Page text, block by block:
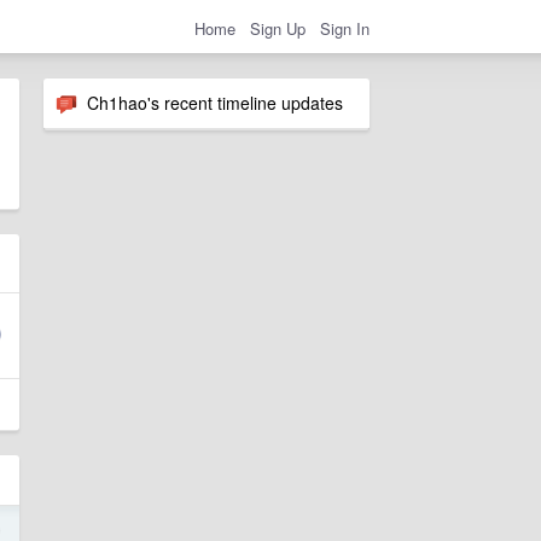
Home Sign Up Sign In
Ch1hao's recent timeline updates